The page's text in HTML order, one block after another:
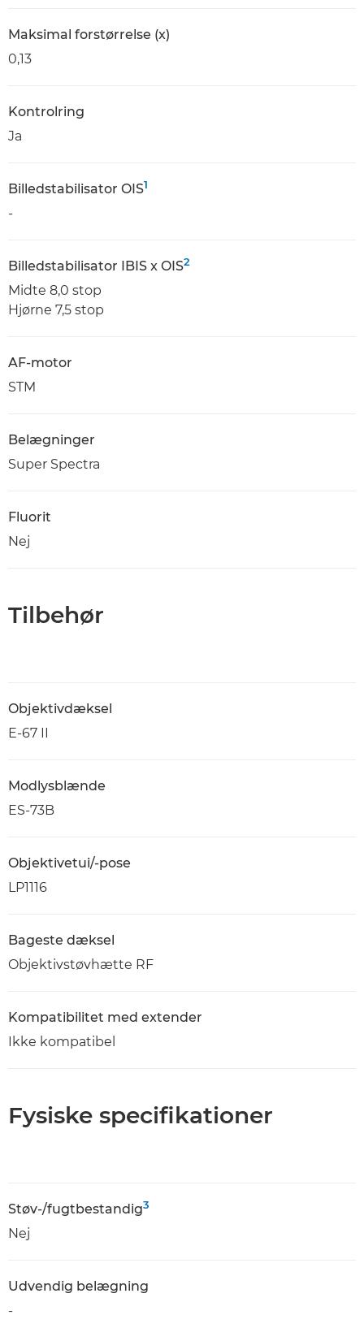
Maksimal forstørrelse (x)
0,13
Kontrolring
Ja
Billedstabilisator OIS1
-
Billedstabilisator IBIS x OIS2
Midte 8,0 stop
Hjørne 7,5 stop
AF-motor
STM
Belægninger
Super Spectra
Fluorit
Nej
Tilbehør
Objektivdæksel
E-67 II
Modlysblænde
ES-73B
Objektivetui/-pose
LP1116
Bageste dæksel
Objektivstøvhætte RF
Kompatibilitet med extender
Ikke kompatibel
Fysiske specifikationer
Støv-/fugtbestandig3
Nej
Udvendig belægning
-